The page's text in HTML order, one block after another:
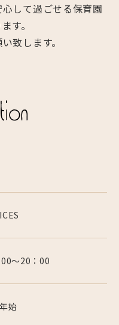
して過ごせる保育園
す。
致します。
～20：00
始